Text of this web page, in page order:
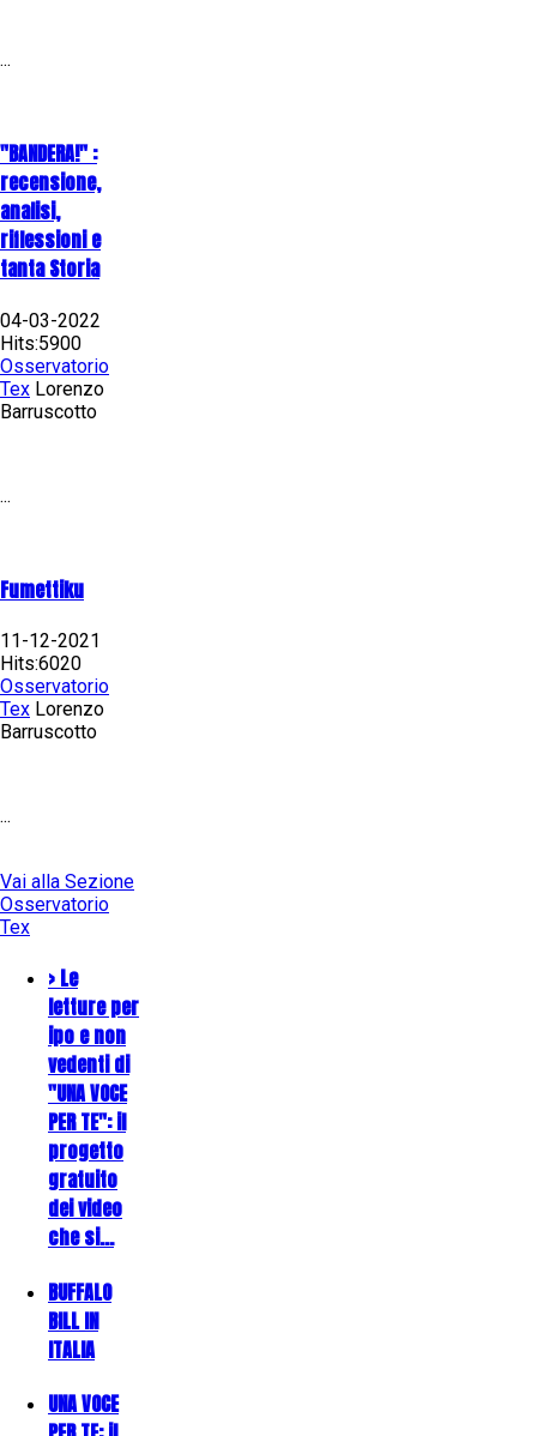
...
"BANDERA!" :
recensione,
analisi,
riflessioni e
tanta Storia
04-03-2022
Hits:5900
Osservatorio
Tex Lorenzo
Barruscotto
...
Fumettiku
11-12-2021
Hits:6020
Osservatorio
Tex Lorenzo
Barruscotto
...
Vai alla Sezione
Osservatorio
Tex
> Le
letture per
ipo e non
vedenti di
"UNA VOCE
PER TE": il
progetto
gratuito
dei video
che si…
BUFFALO
BILL IN
ITALIA
UNA VOCE